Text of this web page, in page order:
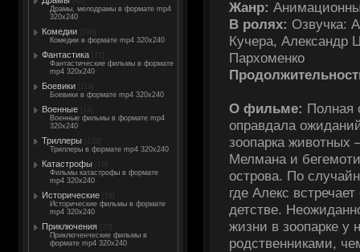
Драмы, мелодрамы в формате mp4
320x240
Комедии
Комедии в формате mp4 320x240
Фантастика
Фантастические фильмы в формате
mp4 320x240
Боевики
Боевики в формате mp4 320x240
Военные
Военные фильмы в формате mp4
320x240
Триллеры
Триллеры в формате mp4 320x240
Катастрофы
Фильмы катастрофы в формате
mp4 320x240
Исторические
Исторические фильмы в формате
mp4 320x240
Приключения
Приключенческие фильмы в
формате mp4 320x240
Жанр:
В ролях: Озвучка:
Кучера, Александр
Пархоменко
О фильме: Полная
оправдала
зоопарка
Мелмана и
острова. По
где Алекс
детстве.
жизни в зоопарке у
родственниками,